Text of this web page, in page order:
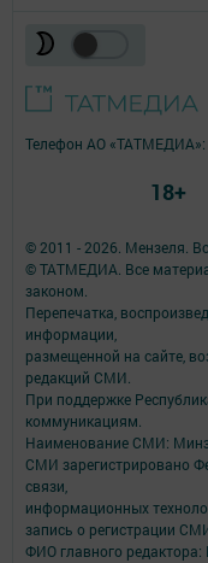
© 2011 - 2026. Мензеля.
© ТАТМЕДИА. Все
законом.
Перепечатка,
информации,
размещенной на сайте,
редакций СМИ.
При поддержке
коммуникациям.
Наименование СМИ:
СМИ зарегистрировано
связи,
информационных
запись о регистрации
ФИО главного
Телефон АО «ТАТМЕДИА»:
18+